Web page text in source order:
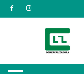
Saltar
al